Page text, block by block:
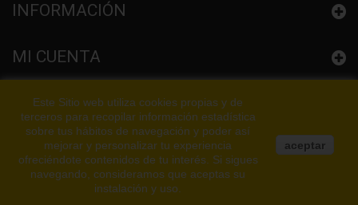
INFORMACIÓN
MI CUENTA
CONFIGURACIÓN LA TIENDA
Este Sitio web utiliza cookies propias y de
terceros para recopilar información estadística
sobre tus hábitos de navegación y poder así
mejorar y personalizar tu experiencia
ofreciéndote contenidos de tu interés. Si sigues
navegando, consideramos que aceptas su
instalación y uso.
aceptar